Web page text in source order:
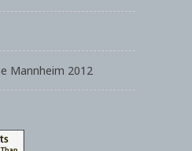
Mannheim 2012